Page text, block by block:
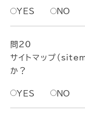
YES NO
問20
サイトマップ（
か？
YES NO